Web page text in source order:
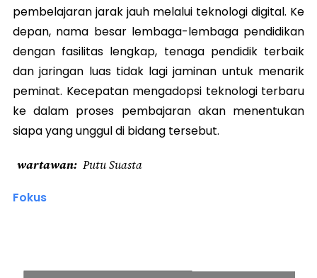
pembelajaran jarak jauh melalui teknologi digital. Ke
depan, nama besar lembaga-lembaga pendidikan
dengan fasilitas lengkap, tenaga pendidik terbaik
dan jaringan luas tidak lagi jaminan untuk menarik
peminat. Kecepatan mengadopsi teknologi terbaru
ke dalam proses pembajaran akan menentukan
siapa yang unggul di bidang tersebut.
wartawan Putu Suasta
Fokus